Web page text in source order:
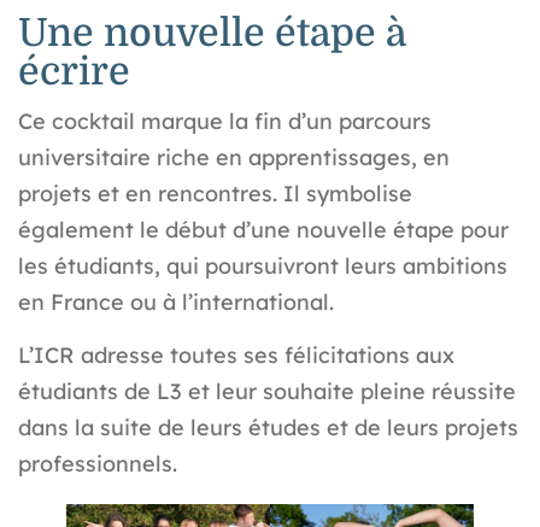
Une nouvelle étape à
écrire
Ce cocktail marque la fin d’un parcours
universitaire riche en apprentissages, en
projets et en rencontres. Il symbolise
également le début d’une nouvelle étape pour
les étudiants, qui poursuivront leurs ambitions
en France ou à l’international.
L’ICR adresse toutes ses félicitations aux
étudiants de L3 et leur souhaite pleine réussite
dans la suite de leurs études et de leurs projets
professionnels.